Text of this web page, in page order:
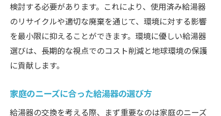
検討する必要があります。これにより、使用済み給湯器
のリサイクルや適切な廃棄を通じて、環境に対する影響
を最小限に抑えることができます。環境に優しい給湯器
選びは、長期的な視点でのコスト削減と地球環境の保護
に貢献します。
家庭のニーズに合った給湯器の選び方
給湯器の交換を考える際、まず重要なのは家庭のニーズ